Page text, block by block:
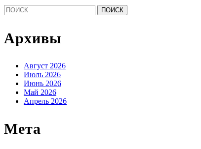
Найти:
Архивы
Август 2026
Июль 2026
Июнь 2026
Май 2026
Апрель 2026
Мета